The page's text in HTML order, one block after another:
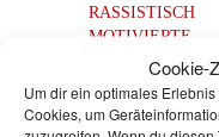
Cookie-
Um dir ein optimales
Cookies, um
RASSISTISCH
MOTIVIERTE
STRAFTATEN
2021 –
AUSFÜHRLIC